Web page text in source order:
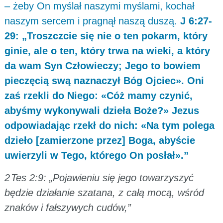
– żeby On myślał naszymi myślami, kochał
naszym sercem i pragnął naszą duszą. J 6:27-
29: „Troszczcie się nie o ten pokarm, który
ginie, ale o ten, który trwa na wieki, a który
da wam Syn Człowieczy; Jego to bowiem
pieczęcią swą naznaczył Bóg Ojciec». Oni
zaś rzekli do Niego: «Cóż mamy czynić,
abyśmy wykonywali dzieła Boże?» Jezus
odpowiadając rzekł do nich: «Na tym polega
dzieło [zamierzone przez] Boga, abyście
uwierzyli w Tego, którego On posłał».”
2 Tes 2:9: „Pojawieniu się jego towarzyszyć
będzie działanie szatana, z całą mocą, wśród
znaków i fałszywych cudów,”